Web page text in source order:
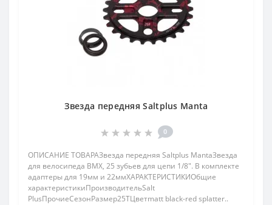
Звезда передняя Saltplus Manta
0
ОПИСАНИЕ ТОВАРАЗвезда передняя Saltplus MantaЗвезда
для велосипеда BMX, 25 зубьев для цепи 1/8". В комплекте
адаптеры для 19мм и 22ммХАРАКТЕРИСТИКИОбщие
характеристикиПроизводительSalt
PlusПрочиеСезонРазмер25TЦветmatt black-red splatter..